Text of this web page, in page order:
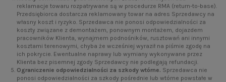
reklamacje towaru rozpatrywane są w procedurze RMA (return-to-base).
Przedsiębiorca dostarcza reklamowany towar na adres Sprzedawcy na
własny koszt i ryzyko. Sprzedawca nie ponosi odpowiedzialności za
koszty związane z demontażem, ponownym montażem, dojazdem
pracowników Klienta, wynajmem podnośników, rusztowań ani innymi
kosztami terenowymi, chyba że wcześniej wyraził na piśmie zgodę na
ich pokrycie. Ewentualne naprawy lub wymiany wykonywane przez
Klienta bez pisemnej zgody Sprzedawcy nie podlegają refundacji.
Ograniczenie odpowiedzialności za szkody wtórne. Sprzedawca nie
ponosi odpowiedzialności za szkody pośrednie lub wtórne powstałe w